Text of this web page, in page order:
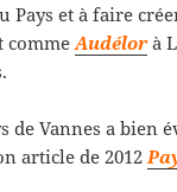
Pays et à faire
commeAudélorà
de Vannes a bien
article de 2012